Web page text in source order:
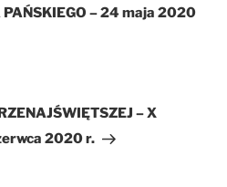
– 24 maja 2020
– X
2020 r.